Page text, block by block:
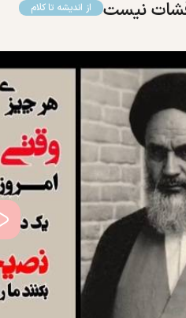
نیست از اندیشه تا کلام
پخش